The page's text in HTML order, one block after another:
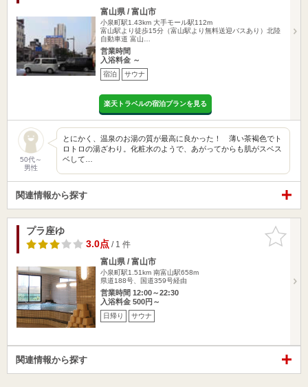
富山県 / 富山市
小泉町駅1.43km 大手モール駅112m
富山駅より徒歩15分（富山駅より無料送迎バスあり）北陸
自動車道 富山…
営業時間
入浴料金 ～
宿泊 サウナ
楽天トラベルの宿泊プランを見る
50代～
男性
とにかく、温泉のお湯の質が最高に良かった！ 薄い茶褐色でト
ロトロの湯ざわり。化粧水のようで、あがってからも肌がスベス
ベして…
関連情報から探す
お気に入
りに追加
プラ座ゆ
3.0点/ 1 件
富山県 / 富山市
小泉町駅1.51km 南富山駅658m
県道188号、国道359号経由
営業時間 12:00～22:30
入浴料金 500円～
日帰り サウナ
関連情報から探す